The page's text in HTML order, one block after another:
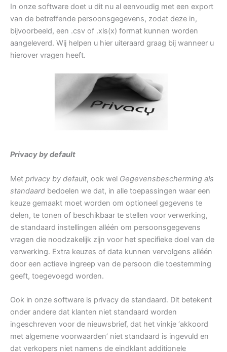
In onze software doet u dit nu al eenvoudig met een export
van de betreffende persoonsgegevens, zodat deze in,
bijvoorbeeld, een .csv of .xls(x) format kunnen worden
aangeleverd. Wij helpen u hier uiteraard graag bij wanneer u
hierover vragen heeft.
Privacy by default
Met privacy by default, ook wel Gegevensbescherming als
standaard bedoelen we dat, in alle toepassingen waar een
keuze gemaakt moet worden om optioneel gegevens te
delen, te tonen of beschikbaar te stellen voor verwerking,
de standaard instellingen alléén om persoonsgegevens
vragen die noodzakelijk zijn voor het specifieke doel van de
verwerking. Extra keuzes of data kunnen vervolgens alléén
door een actieve ingreep van de persoon die toestemming
geeft, toegevoegd worden.
Ook in onze software is privacy de standaard. Dit betekent
onder andere dat klanten niet standaard worden
ingeschreven voor de nieuwsbrief, dat het vinkje ‘akkoord
met algemene voorwaarden’ niet standaard is ingevuld en
dat verkopers niet namens de eindklant additionele